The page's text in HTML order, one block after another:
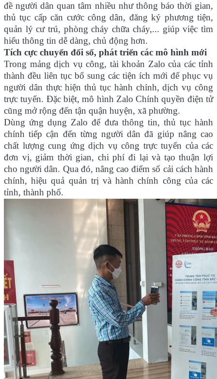
đề người dân quan tâm nhiều như thông báo thời gian,
thủ tục cấp căn cước công dân, đăng ký phương tiện,
quản lý cư trú, phòng cháy chữa cháy,... giúp việc tìm
hiểu thông tin dễ dàng, chủ động hơn.
Tích cực chuyển đổi số, phát triển các mô hình mới
Trong mảng dịch vụ công, tài khoản Zalo của các tỉnh
thành đều liên tục bổ sung các tiện ích mới để phục vụ
người dân thực hiện thủ tục hành chính, dịch vụ công
trực tuyến. Đặc biệt, mô hình Zalo Chính quyền điện tử
cũng mở rộng đến tận quận huyện, xã phường.
Dùng ứng dụng Zalo để đưa thông tin, thủ tục hành
chính tiếp cận đến từng người dân đã giúp nâng cao
chất lượng cung ứng dịch vụ công trực tuyến của các
đơn vị, giảm thời gian, chi phí đi lại và tạo thuận lợi
cho người dân. Qua đó, nâng cao điểm số cải cách hành
chính, hiệu quả quản trị và hành chính công của các
tỉnh, thành phố.